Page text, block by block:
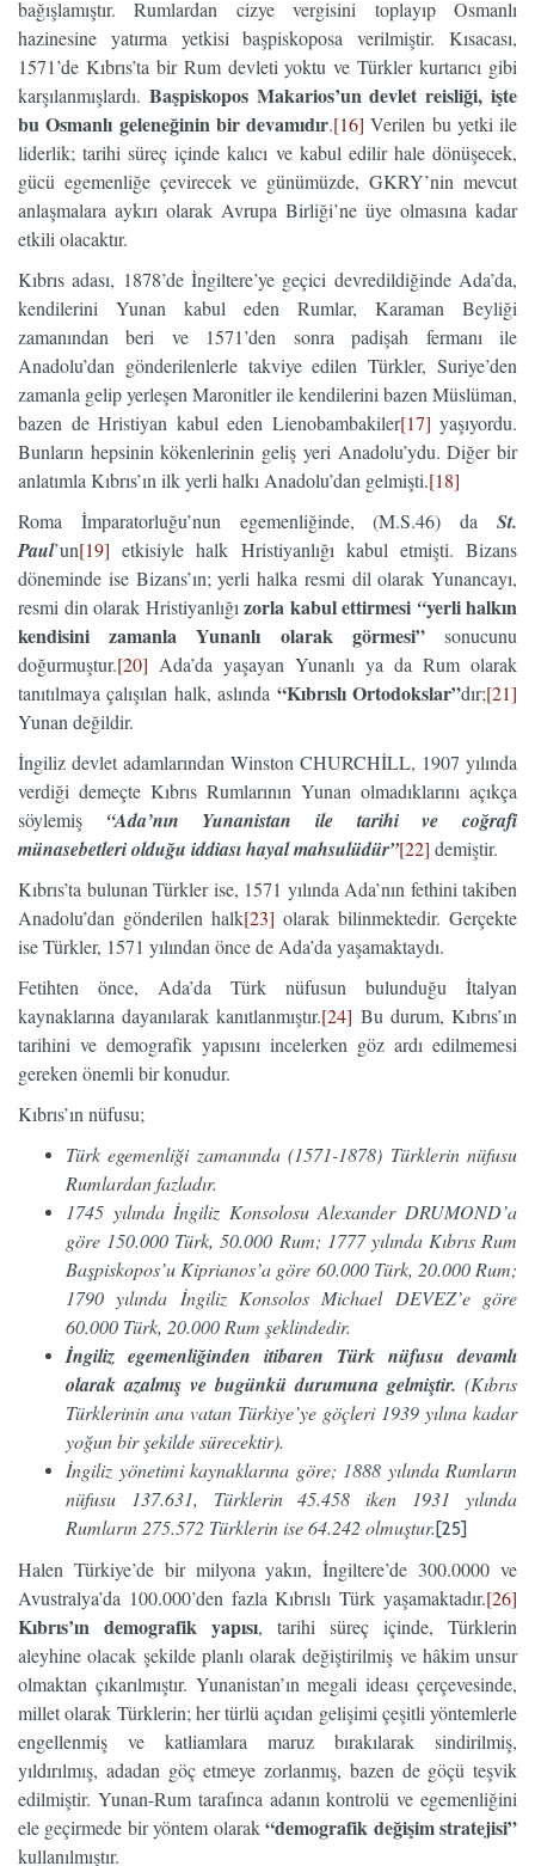
bağışlamıştır. Rumlardan cizye vergisini toplayıp Osmanlı
hazinesine yatırma yetkisi başpiskoposa verilmiştir. Kısacası,
1571’de Kıbrıs’ta bir Rum devleti yoktu ve Türkler kurtarıcı gibi
karşılanmışlardı. Başpiskopos Makarios’un devlet reisliği, işte
bu Osmanlı geleneğinin bir devamıdır.[16] Verilen bu yetki ile
liderlik; tarihi süreç içinde kalıcı ve kabul edilir hale dönüşecek,
gücü egemenliğe çevirecek ve günümüzde, GKRY’nin mevcut
anlaşmalara aykırı olarak Avrupa Birliği’ne üye olmasına kadar
etkili olacaktır.
Kıbrıs adası, 1878’de İngiltere’ye geçici devredildiğinde Ada’da,
kendilerini Yunan kabul eden Rumlar, Karaman Beyliği
zamanından beri ve 1571’den sonra padişah fermanı ile
Anadolu’dan gönderilenlerle takviye edilen Türkler, Suriye’den
zamanla gelip yerleşen Maronitler ile kendilerini bazen Müslüman,
bazen de Hristiyan kabul eden Lienobambakiler[17] yaşıyordu.
Bunların hepsinin kökenlerinin geliş yeri Anadolu’ydu. Diğer bir
anlatımla Kıbrıs’ın ilk yerli halkı Anadolu’dan gelmişti.[18]
Roma İmparatorluğu’nun egemenliğinde, (M.S.46) da St.
Paul’un[19] etkisiyle halk Hristiyanlığı kabul etmişti. Bizans
döneminde ise Bizans’ın; yerli halka resmi dil olarak Yunancayı,
resmi din olarak Hristiyanlığızorla kabul ettirmesi “yerli halkın
kendisini zamanla Yunanlı olarak görmesi” sonucunu
doğurmuştur.[20] Ada’da yaşayan Yunanlı ya da Rum olarak
tanıtılmaya çalışılan halk, aslında “Kıbrıslı Ortodokslar”dır;[21]
Yunan değildir.
İngiliz devlet adamlarından Winston CHURCHİLL, 1907 yılında
verdiği demeçte Kıbrıs Rumlarının Yunan olmadıklarını açıkça
söylemiş “Ada’nın Yunanistan ile tarihi ve coğrafi
münasebetleri olduğu iddiası hayal mahsulüdür”[22] demiştir.
Kıbrıs’ta bulunan Türkler ise, 1571 yılında Ada’nın fethini takiben
Anadolu’dan gönderilen halk[23] olarak bilinmektedir. Gerçekte
ise Türkler, 1571 yılından önce de Ada’da yaşamaktaydı.
Fetihten önce, Ada’da Türk nüfusun bulunduğu İtalyan
kaynaklarına dayanılarak kanıtlanmıştır.[24] Bu durum, Kıbrıs’ın
tarihini ve demografik yapısını incelerken göz ardı edilmemesi
gereken önemli bir konudur.
Kıbrıs’ın nüfusu;
Türk egemenliği zamanında (1571-1878) Türklerin nüfusu
Rumlardan fazladır.
1745 yılında İngiliz Konsolosu Alexander DRUMOND’a
göre 150.000 Türk, 50.000 Rum; 1777 yılında Kıbrıs Rum
Başpiskopos’u Kiprianos’a göre 60.000 Türk, 20.000 Rum;
1790 yılında İngiliz Konsolos Michael DEVEZ’e göre
60.000 Türk, 20.000 Rum şeklindedir.
İngiliz egemenliğinden itibaren Türk nüfusu devamlı
olarak azalmış ve bugünkü durumuna gelmiştir. (Kıbrıs
Türklerinin ana vatan Türkiye’ye göçleri 1939 yılına kadar
yoğun bir şekilde sürecektir).
İngiliz yönetimi kaynaklarına göre; 1888 yılında Rumların
nüfusu 137.631, Türklerin 45.458 iken 1931 yılında
Rumların 275.572 Türklerin ise 64.242 olmuştur. [25]
Halen Türkiye’de bir milyona yakın, İngiltere’de 300.0000 ve
Avustralya’da 100.000’den fazla Kıbrıslı Türk yaşamaktadır.[26]
Kıbrıs’ın demografik yapısı, tarihi süreç içinde, Türklerin
aleyhine olacak şekilde planlı olarak değiştirilmiş ve hâkim unsur
olmaktan çıkarılmıştır. Yunanistan’ın megali ideası çerçevesinde,
millet olarak Türklerin; her türlü açıdan gelişimi çeşitli yöntemlerle
engellenmiş ve katliamlara maruz bırakılarak sindirilmiş,
yıldırılmış, adadan göç etmeye zorlanmış, bazen de göçü teşvik
edilmiştir. Yunan-Rum tarafınca adanın kontrolü ve egemenliğini
ele geçirmede bir yöntem olarak“demografik değişim stratejisi”
kullanılmıştır.